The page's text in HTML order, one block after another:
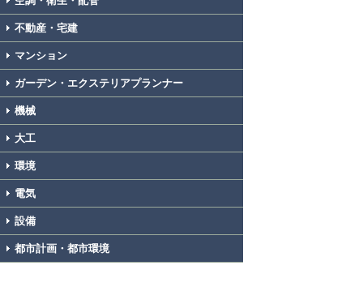
不動産・宅建
マンション
ガーデン・エクステリアプランナー
機械
大工
環境
電気
設備
都市計画・都市環境